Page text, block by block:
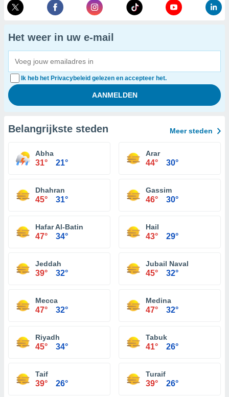
Het weer in uw e-mail
Ik heb het Privacybeleid gelezen en accepteer het.
Belangrijkste steden Meer steden
Abha
31° 21°
Arar
44° 30°
Dhahran
45° 31°
Gassim
46° 30°
Hafar Al-Batin
47° 34°
Hail
43° 29°
Jeddah
39° 32°
Jubail Naval
45° 32°
Mecca
47° 32°
Medina
47° 32°
Riyadh
45° 34°
Tabuk
41° 26°
Taif
39° 26°
Turaif
39° 26°